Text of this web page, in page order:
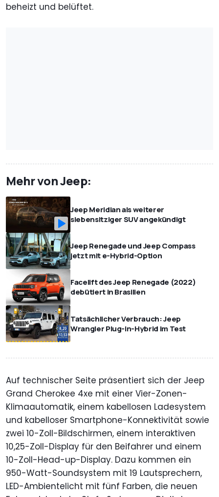
beheizt und belüftet.
Mehr von Jeep:
Jeep Meridian als weiterer
siebensitziger SUV angekündigt
Jeep Renegade und Jeep Compass
jetzt mit e-Hybrid-Option
Facelift des Jeep Renegade (2022)
debütiert in Brasilien
Tatsächlicher Verbrauch: Jeep
Wrangler Plug-in-Hybrid im Test
Auf technischer Seite präsentiert sich der Jeep
Grand Cherokee 4xe mit einer Vier-Zonen-
Klimaautomatik, einem kabellosen Ladesystem
und kabelloser Smartphone-Konnektivität sowie
zwei 10-Zoll-Bildschirmen, einem interaktiven
10,25-Zoll-Display für den Beifahrer und einem
10-Zoll-Head-up-Display. Dazu kommen ein
950-Watt-Soundsystem mit 19 Lautsprechern,
LED-Ambientelicht mit fünf Farben, die neuen